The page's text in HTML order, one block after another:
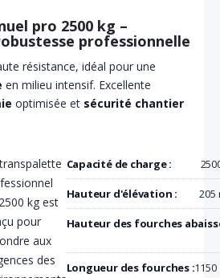
pro 2500 kg –
professionnelle
résistance, idéal pour une
en milieu intensif. Excellente
optimisée et sécurité chantier
kg est
pour
aux
des
Capacité de charge :
Hauteur d'élévation : 205
Hauteur des fourches
Longueur des fourches :1150